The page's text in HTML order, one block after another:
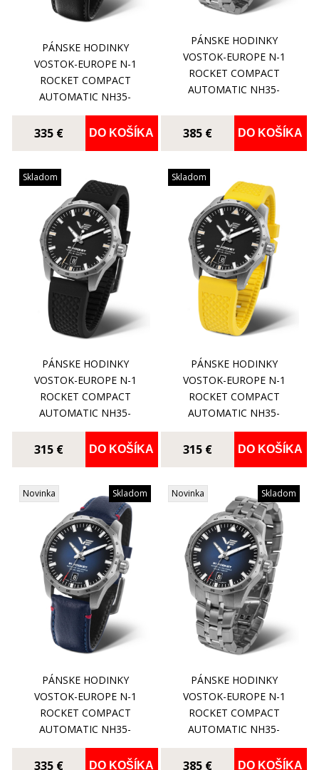
PÁNSKE HODINKY
VOSTOK-EUROPE N-1
ROCKET COMPACT
AUTOMATIC NH35-
125A747
335 € DO KOŠÍKA
PÁNSKE HODINKY
VOSTOK-EUROPE N-1
ROCKET COMPACT
AUTOMATIC NH35-
385 € DO KOŠÍKA
Skladom
PÁNSKE HODINKY
VOSTOK-EUROPE N-1
ROCKET COMPACT
AUTOMATIC NH35-
125A747S
315 € DO KOŠÍKA
Skladom
PÁNSKE HODINKY
VOSTOK-EUROPE N-1
ROCKET COMPACT
AUTOMATIC NH35-
125A747SY
315 € DO KOŠÍKA
Novinka Skladom
PÁNSKE HODINKY
VOSTOK-EUROPE N-1
ROCKET COMPACT
AUTOMATIC NH35-
125A748
335 € DO KOŠÍKA
Novinka Skladom
PÁNSKE HODINKY
VOSTOK-EUROPE N-1
ROCKET COMPACT
AUTOMATIC NH35-
125A748B
385 € DO KOŠÍKA